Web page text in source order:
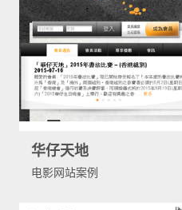
华仔天地
电影网站案例